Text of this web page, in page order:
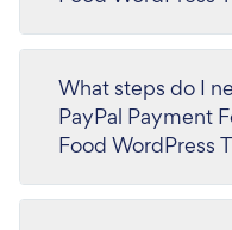
What steps do I
PayPal Payment
Food WordPress